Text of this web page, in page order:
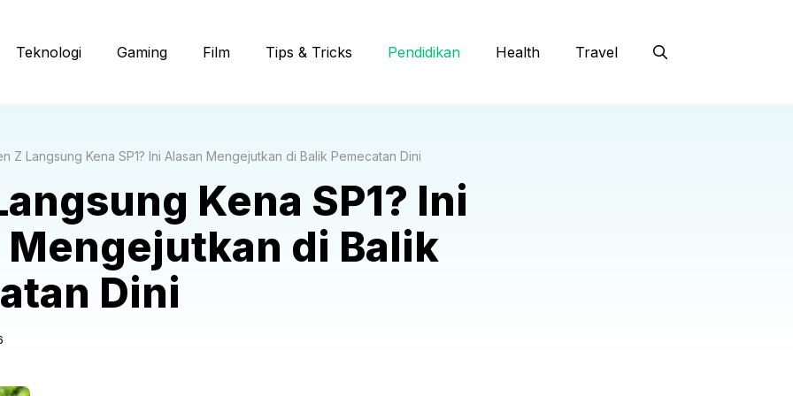
Teknologi Gaming Film Tips & Tricks Pendidikan Health Travel
Z Langsung Kena SP1? Ini Alasan Mengejutkan di Balik Pemecatan Dini
Kena SP1? Ini
Mengejutkan di Balik
Dini